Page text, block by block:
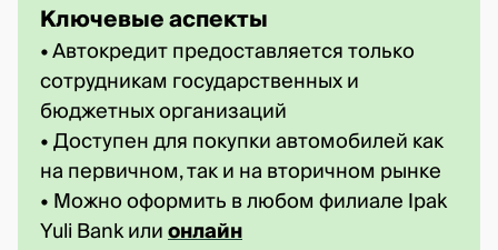
Ключевые аспекты
• Автокредит предоставляется только
сотрудникам государственных и
бюджетных организаций
• Доступен для покупки автомобилей как
на первичном, так и на вторичном рынке
• Можно оформить в любом филиале Ipak
Yuli Bank илионлайн